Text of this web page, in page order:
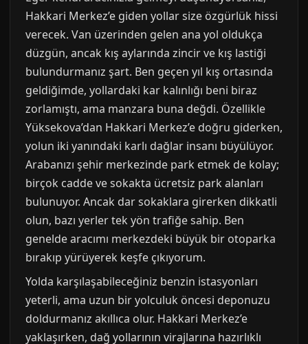
Hakkari Merkez’e giden yollar size özgürlük hissi
verecek. Van üzerinden gelen ana yol oldukça
düzgün, ancak kış aylarında zincir ve kış lastiği
bulundurmanız şart. Ben geçen yıl kış ortasında
geldiğimde, yollardaki kar kalınlığı beni biraz
zorlamıştı, ama manzara buna değdi. Özellikle
Yüksekova’dan Hakkari Merkez’e doğru giderken,
yolun iki yanındaki karlı dağlar insanı büyülüyor.
Arabanızı şehir merkezinde park etmek de kolay;
birçok cadde ve sokakta ücretsiz park alanları
bulunuyor. Ancak dar sokaklara girerken dikkatli
olun, bazı yerler tek yön trafiğe sahip. Ben
genelde aracımı merkezdeki büyük bir otoparka
bırakıp yürüyerek keşfe çıkıyorum.
Yolda karşılaşabileceğiniz benzin istasyonları
yeterli, ama uzun bir yolculuk öncesi deponuzu
doldurmanız akıllıca olur. Hakkari Merkez’e
yaklaşırken, dağ yollarının virajlarına hazırlıklı